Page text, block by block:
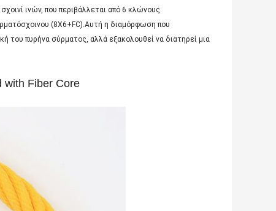
ινών, που περιβάλλεται από 6 κλώνους
(8X6+FC).Αυτή η διαμόρφωση που
του πυρήνα σύρματος, αλλά εξακολουθεί να διατηρεί μια
with Fiber Core